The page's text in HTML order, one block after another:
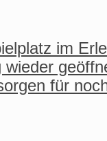
im
wieder
für